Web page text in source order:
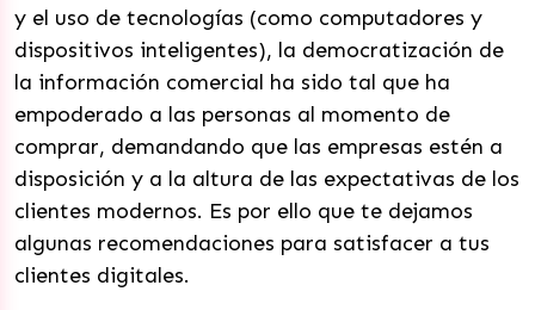
y el uso de tecnologías (como computadores y
dispositivos inteligentes), la democratización de
la información comercial ha sido tal que ha
empoderado a las personas al momento de
comprar, demandando que las empresas estén a
disposición y a la altura de las expectativas de los
clientes modernos. Es por ello que te dejamos
algunas recomendaciones para satisfacer a tus
clientes digitales.